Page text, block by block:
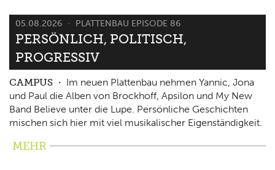
05.08.2026 PLATTENBAU EPISODE 86
PERSÖNLICH, POLITISCH,
PROGRESSIV
CAMPUS
Im neuen Plattenbau nehmen Yannic, Jona
und Paul die Alben von Brockhoff, Apsilon und My New
Band Believe unter die Lupe. Persönliche Geschichten
mischen sich hier mit viel musikalischer Eigenständigkeit.
MEHR